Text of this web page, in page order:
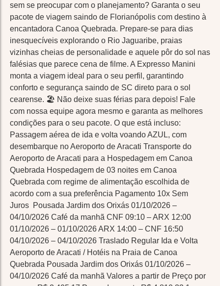
sem se preocupar com o planejamento? Garanta o seu
pacote de viagem saindo de Florianópolis com destino à
encantadora Canoa Quebrada. Prepare-se para dias
inesquecíveis explorando o Rio Jaguaribe, praias
vizinhas cheias de personalidade e aquele pôr do sol nas
falésias que parece cena de filme. A Expresso Manini
monta a viagem ideal para o seu perfil, garantindo
conforto e segurança saindo de SC direto para o sol
cearense. 🏖️ Não deixe suas férias para depois! Fale
com nossa equipe agora mesmo e garanta as melhores
condições para o seu pacote. O que está incluso:
Passagem aérea de ida e volta voando AZUL, com
desembarque no Aeroporto de Aracati Transporte do
Aeroporto de Aracati para a Hospedagem em Canoa
Quebrada Hospedagem de 03 noites em Canoa
Quebrada com regime de alimentação escolhida de
acordo com a sua preferência Pagamento 10x Sem
Juros Pousada Jardim dos Orixás 01/10/2026 –
04/10/2026 Café da manhã CNF 09:10 – ARX 12:00
01/10/2026 – 01/10/2026 ARX 14:00 – CNF 16:50
04/10/2026 – 04/10/2026 Traslado Regular Ida e Volta
Aeroporto de Aracati / Hotéis na Praia de Canoa
Quebrada Pousada Jardim dos Orixás 01/10/2026 –
04/10/2026 Café da manhã Valores a partir de Preço por